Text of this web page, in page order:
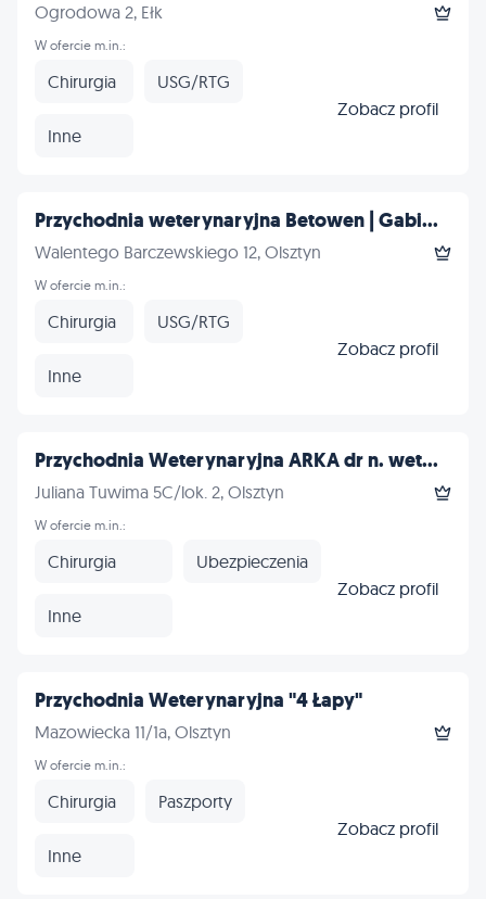
Ogrodowa 2, Ełk
W ofercie m.in.:
Chirurgia USG/RTG
Inne
Zobacz profil
Przychodnia weterynaryjna Betowen | Gabi...
Walentego Barczewskiego 12, Olsztyn
W ofercie m.in.:
Chirurgia USG/RTG
Inne
Zobacz profil
Przychodnia Weterynaryjna ARKA dr n. wet...
Juliana Tuwima 5C/lok. 2, Olsztyn
W ofercie m.in.:
Chirurgia Ubezpieczenia
Inne
Zobacz profil
Przychodnia Weterynaryjna "4 Łapy"
Mazowiecka 11/1a, Olsztyn
W ofercie m.in.:
Chirurgia Paszporty
Inne
Zobacz profil